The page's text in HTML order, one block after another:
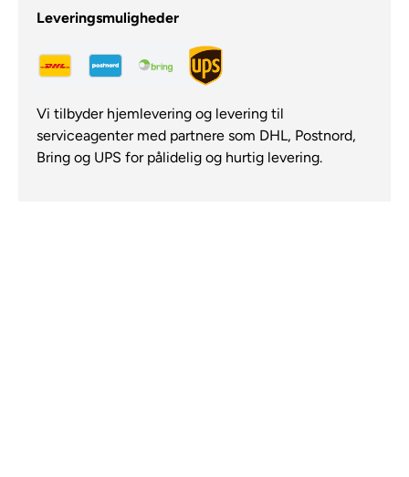
Leveringsmuligheder
Vi tilbyder hjemlevering og levering til
serviceagenter med partnere som DHL, Postnord,
Bring og UPS for pålidelig og hurtig levering.